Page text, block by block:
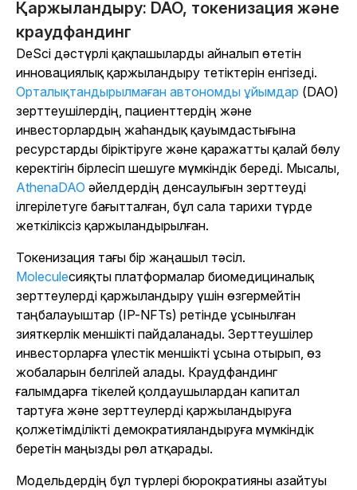
Қаржыландыру: DAO, токенизация және
краудфандинг
DeSci дәстүрлі қақпашыларды айналып өтетін
инновациялық қаржыландыру тетіктерін енгізеді.
Орталықтандырылмаған автономды ұйымдар (DAO)
зерттеушілердің, пациенттердің және
инвесторлардың жаһандық қауымдастығына
ресурстарды біріктіруге және қаражатты қалай бөлу
керектігін бірлесіп шешуге мүмкіндік береді. Мысалы,
AthenaDAO әйелдердің денсаулығын зерттеуді
ілгерілетуге бағытталған, бұл сала тарихи түрде
жеткіліксіз қаржыландырылған.
Токенизация тағы бір жаңашыл тәсіл.
Moleculeсияқты платформалар биомедициналық
зерттеулерді қаржыландыру үшін өзгермейтін
таңбалауыштар (IP-NFTs) ретінде ұсынылған
зияткерлік меншікті пайдаланады. Зерттеушілер
инвесторларға үлестік меншікті ұсына отырып, өз
жобаларын белгілей алады. Краудфандинг
ғалымдарға тікелей қолдаушылардан капитал
тартуға және зерттеулерді қаржыландыруға
қолжетімділікті демократияландыруға мүмкіндік
беретін маңызды рөл атқарады.
Модельдердің бұл түрлері бюрократияны азайтуы